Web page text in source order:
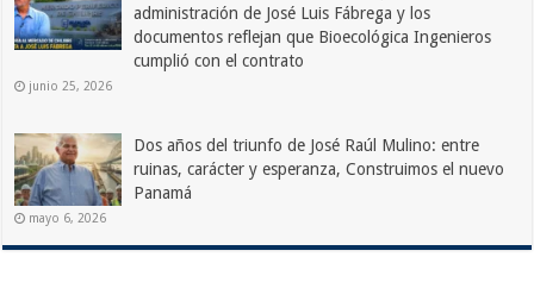
administración de José Luis Fábrega y los
documentos reflejan que Bioecológica Ingenieros
cumplió con el contrato
junio 25, 2026
Dos años del triunfo de José Raúl Mulino: entre
ruinas, carácter y esperanza, Construimos el nuevo
Panamá
mayo 6, 2026